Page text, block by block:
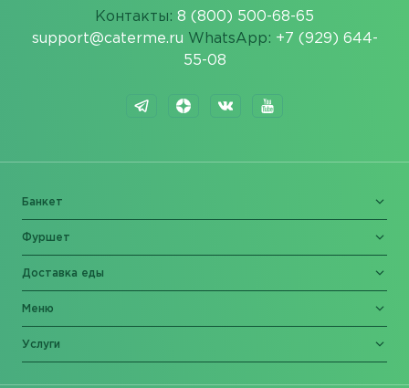
Контакты: 8 (800) 500-68-65
support@caterme.ru WhatsApp: +7 (929) 644-
55-08
Банкет
Фуршет
Доставка еды
Меню
Услуги